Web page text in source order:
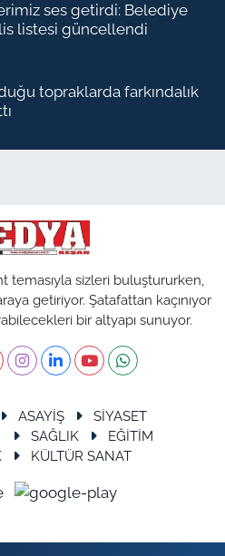
ses getirdi: Belediye
listesi güncellendi
topraklarda farkındalık
temasıyla sizleri buluştururken,
getiriyor. Şatafattan kaçınıyor
bir altyapı sunuyor.
ASAYİŞ
SİYASET
SAĞLIK
EĞİTİM
KÜLTÜR SANAT